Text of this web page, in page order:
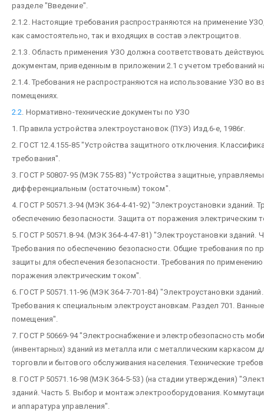
разделе "Введение".
2.1.2. Настоящие требования распространяются на применение
как самостоятельно, так и входящих в состав электрощитов.
2.1.3. Область применения УЗО должна соответствовать
документам, приведенным в приложении 2.1 с учетом требований
2.1.4. Требования не распространяются на использование УЗО во
помещениях.
2.2 . Нормативно-технические документы по УЗО
1. Правила устройства электроустановок (ПУЭ) Изд.6-е, 1986г.
2. ГОСТ 12.4.155-85 "Устройства защитного отключения.
требования".
3. ГОСТ Р 50807-95 (МЭК 755-83) "Устройства защитные,
дифференциальным (остаточным) током".
4. ГОСТ Р 50571.3-94 (МЭК 364-4-41-92) "Электроустановки зданий.
обеспечению безопасности. Защита от поражения электрическим
5. ГОСТ Р 50571.8-94. (МЭК 364-4-47-81) "Электроустановки зданий.
Требования по обеспечению безопасности. Общие требования по
защиты для обеспечения безопасности. Требования по
поражения электрическим током".
6. ГОСТ Р 50571.11-96 (МЭК 364-7-701-84) "Электроустановки
Требования к специальным электроустановкам. Раздел 701.
помещения".
7. ГОСТ Р 50669-94 "Электроснабжение и электробезопасность
(инвентарных) зданий из металла или с металлическим каркасом
торговли и бытового обслуживания населения. Технические
8. ГОСТ Р 50571.16-98 (МЭК 364-5-53) (на стадии утверждения)
зданий. Часть 5. Выбор и монтаж электрооборудования.
и аппаратура управления".